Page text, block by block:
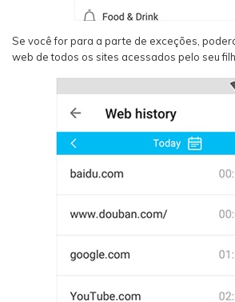
Se você for para a parte de exceções,
web de todos os sites acessados pelo seu